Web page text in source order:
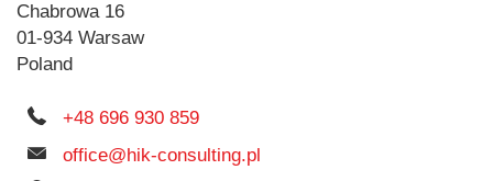
Chabrowa 16
01-934 Warsaw
Poland
+48 696 930 859
office@hik-consulting.pl